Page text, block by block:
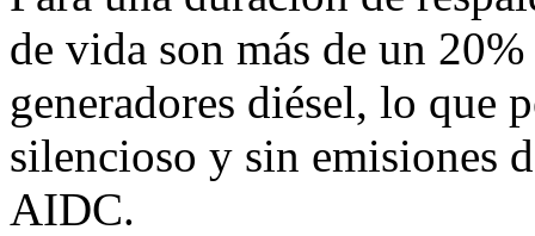
de vida son más de un
generadores diésel, lo que
silencioso y sin emisiones
AIDC.